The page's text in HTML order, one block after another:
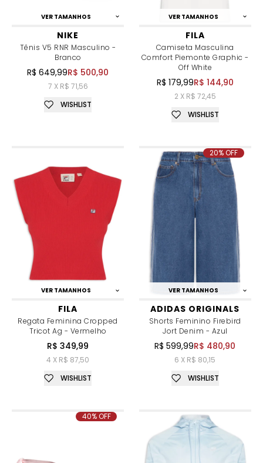
VER TAMANHOS
NIKE
Tênis V5 RNR Masculino -
Branco
R$ 649,99R$ 500,90
7 X R$ 71,56
WISHLIST
VER TAMANHOS
FILA
Camiseta Masculina
Comfort Piemonte Graphic -
Off White
R$ 179,99R$ 144,90
2 X R$ 72,45
WISHLIST
VER TAMANHOS
FILA
Regata Feminina Cropped
Tricot Ag - Vermelho
R$ 349,99
4 X R$ 87,50
WISHLIST
VER TAMANHOS
ADIDAS ORIGINALS
Shorts Feminino Firebird
Jort Denim - Azul
R$ 599,99R$ 480,90
6 X R$ 80,15
20% OFF
WISHLIST
40% OFF